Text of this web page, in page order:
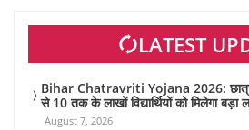
LATEST
Bihar Chatravriti Yojana 2026:
से 10 तक के लाखों विद्यार्थियों को मिलेगा बड़ा
August 7, 2026